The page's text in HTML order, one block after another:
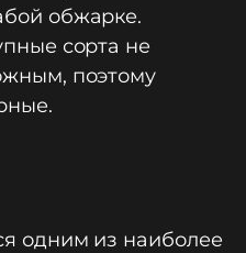
обжарке.
сорта не
поэтому
одним из наиболее